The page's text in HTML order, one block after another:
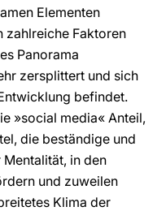
Elementen
zahlreiche Faktoren
Panorama
zersplittert und sich
befindet.
»social media« Anteil,
die beständige und
in den
und zuweilen
Klima der